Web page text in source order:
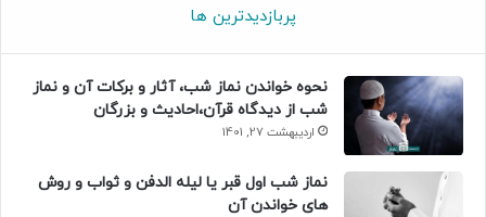
پربازدیدترین ها
نحوه خواندن نماز شب، آثار و برکات آن و نماز
شب از دیدگاه قرآن،احادیث و بزرگان
اردیبهشت 27, 1401
نماز شب اول قبر یا لیله الدفن و ثواب و روش
های خواندن آن